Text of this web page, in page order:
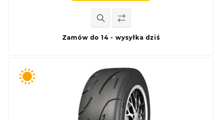
Zamów do 14 - wysyłka dziś